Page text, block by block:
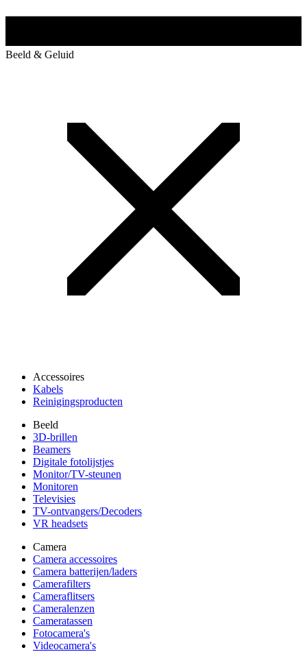
Beeld & Geluid
Accessoires
Kabels
Reinigingsproducten
Beeld
3D-brillen
Beamers
Digitale fotolijstjes
Monitor/TV-steunen
Monitoren
Televisies
TV-ontvangers/Decoders
VR headsets
Camera
Camera accessoires
Camera batterijen/laders
Camerafilters
Cameraflitsers
Cameralenzen
Cameratassen
Fotocamera's
Videocamera's